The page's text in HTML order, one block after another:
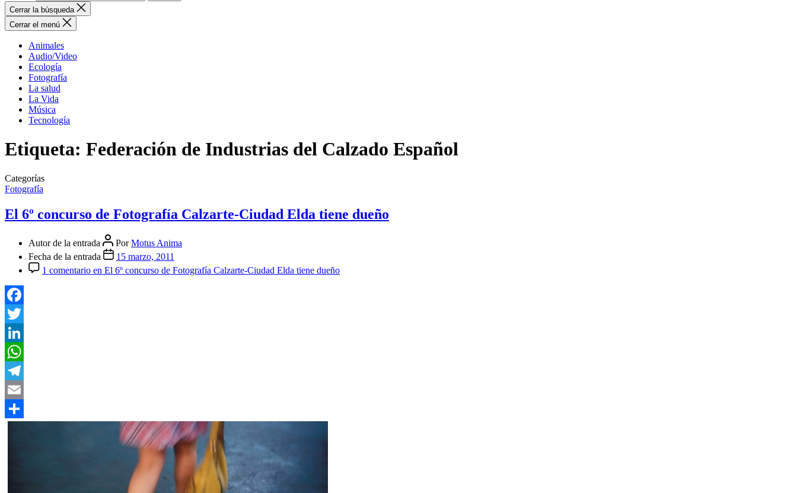
Cerrar la búsqueda
Cerrar el menú
Animales
Audio/Video
Ecología
Fotografía
La salud
La Vida
Música
Tecnología
Etiqueta: Federación de Industrias del Calzado Español
Categorías
Fotografía
El 6º concurso de Fotografía Calzarte-Ciudad Elda tiene dueño
Autor de la entrada PorMotus Anima
Fecha de la entrada
15 marzo, 2011
1 comentario en El 6º concurso de Fotografía Calzarte-Ciudad Elda tiene dueño
Facebook
Twitter
LinkedIn
WhatsApp
Telegram
Email